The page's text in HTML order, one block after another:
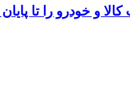
و خودرو را تا